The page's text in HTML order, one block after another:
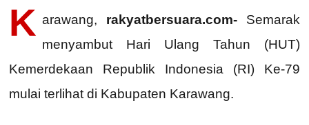
K arawang, rakyatbersuara.com- Semarak
menyambut Hari Ulang Tahun (HUT)
Kemerdekaan Republik Indonesia (RI) Ke-79
mulai terlihat di Kabupaten Karawang.